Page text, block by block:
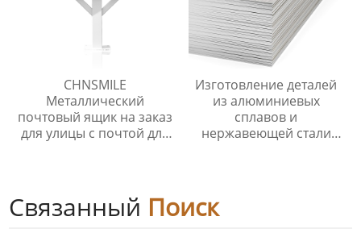
CHNSMILE
Металлический
почтовый ящик на заказ
для улицы с почтой для
Изготовление деталей
из алюминиевых
сплавов и
нержавеющей стали
Связанный Поиск